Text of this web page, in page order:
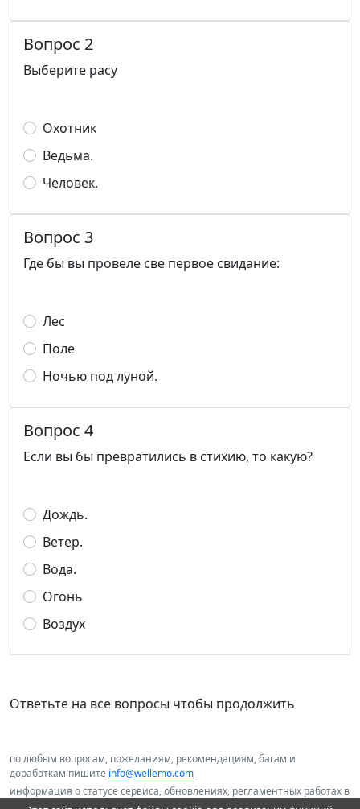
Вопрос 2
Выберите расу
Охотник
Ведьма.
Человек.
Вопрос 3
Где бы вы провеле све первое свидание:
Лес
Поле
Ночью под луной.
Вопрос 4
Если вы бы превратились в стихию, то какую?
Дождь.
Ветер.
Вода.
Огонь
Воздух
Ответьте на все вопросы чтобы продолжить
по любым вопросам, пожеланиям, рекомендациям, багам и
доработкам пишите info@wellemo.com
информация о статусе сервиса, обновлениях, регламентных работах в
нашем telegram канале@wellemo